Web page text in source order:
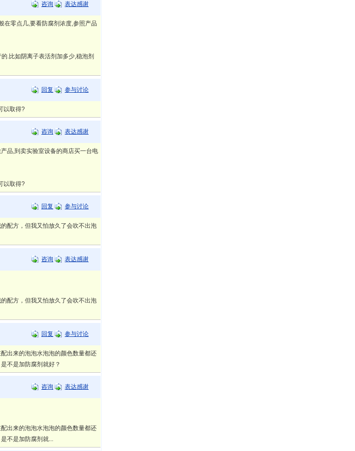
咨询 表达感谢
在零点几,要看防腐剂浓度,参照产品
.比如阴离子表活剂加多少,稳泡剂
回复 参与讨论
以取得?
咨询 表达感谢
品,到卖实验室设备的商店买一台电
以取得?
回复 参与讨论
配方，但我又怕放久了会吹不出泡
咨询 表达感谢
配方，但我又怕放久了会吹不出泡
回复 参与讨论
出来的泡泡水泡泡的颜色数量都还
不是加防腐剂就好？
咨询 表达感谢
出来的泡泡水泡泡的颜色数量都还
不是加防腐剂就...